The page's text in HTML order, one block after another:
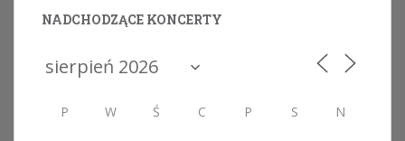
NADCHODZĄCE KONCERTY
P W Ś C P S N